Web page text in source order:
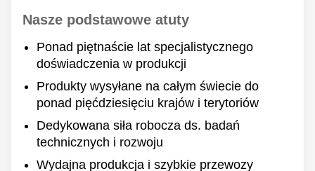
Nasze podstawowe atuty
Ponad piętnaście lat specjalistycznego
doświadczenia w produkcji
Produkty wysyłane na całym świecie do
ponad pięćdziesięciu krajów i terytoriów
Dedykowana siła robocza ds. badań
technicznych i rozwoju
Wydajna produkcja i szybkie przewozy